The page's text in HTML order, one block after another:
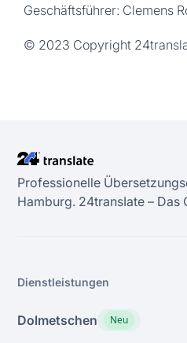
Geschäftsführer: Clemens
© 2023 Copyright
Professionelle
Hamburg. 24transIate – Das
Dienstleistungen
Dolmetschen Neu